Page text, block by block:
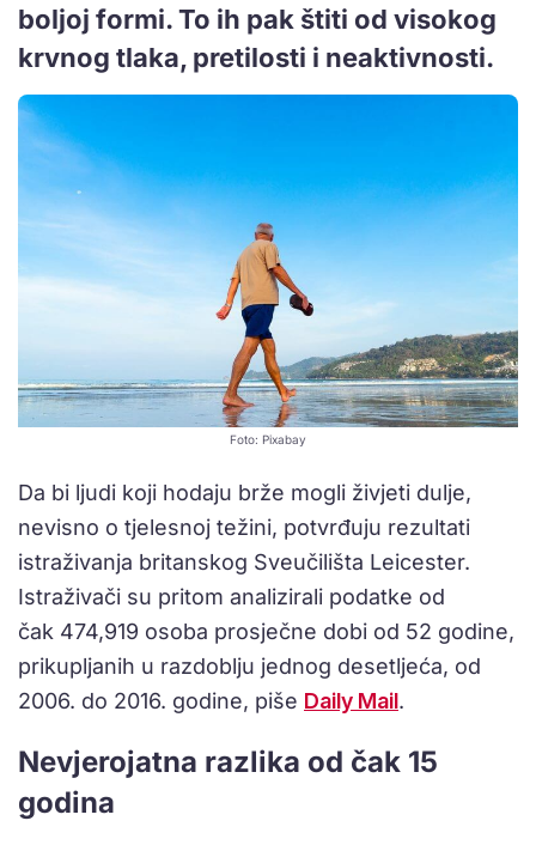
boljoj formi. To ih pak štiti od visokog
krvnog tlaka, pretilosti i neaktivnosti.
Foto: Pixabay
Da bi ljudi koji hodaju brže mogli živjeti dulje,
nevisno o tjelesnoj težini, potvrđuju rezultati
istraživanja britanskog Sveučilišta Leicester.
Istraživači su pritom analizirali podatke od
čak 474,919 osoba prosječne dobi od 52 godine,
prikupljanih u razdoblju jednog desetljeća, od
2006. do 2016. godine, piše Daily Mail.
Nevjerojatna razlika od čak 15
godina